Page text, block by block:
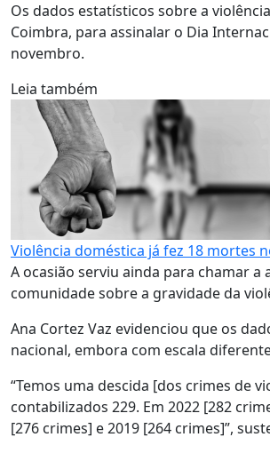
Os dados estatísticos sobre a
Coimbra, para assinalar o Dia
novembro.
Leia também
Violência doméstica já fez 18 mortes
A ocasião serviu ainda para chamar
comunidade sobre a gravidade da
Ana Cortez Vaz evidenciou que os
nacional, embora com escala
“Temos uma descida [dos crimes de
contabilizados 229. Em 2022 [282
[276 crimes] e 2019 [264 crimes]”,